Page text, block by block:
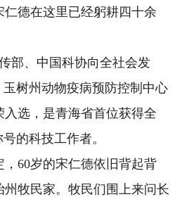
德在这里已经躬耕四十余
、中国科协向全社会发
树州动物疫病预防控制中心
选，是青海省首位获得全
的科技工作者。
60岁的宋仁德依旧背起背
牧民家。牧民们围上来问长